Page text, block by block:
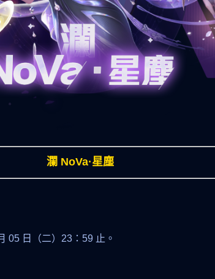
瀾 NoVa·星塵
05 日（二）23：59 止。